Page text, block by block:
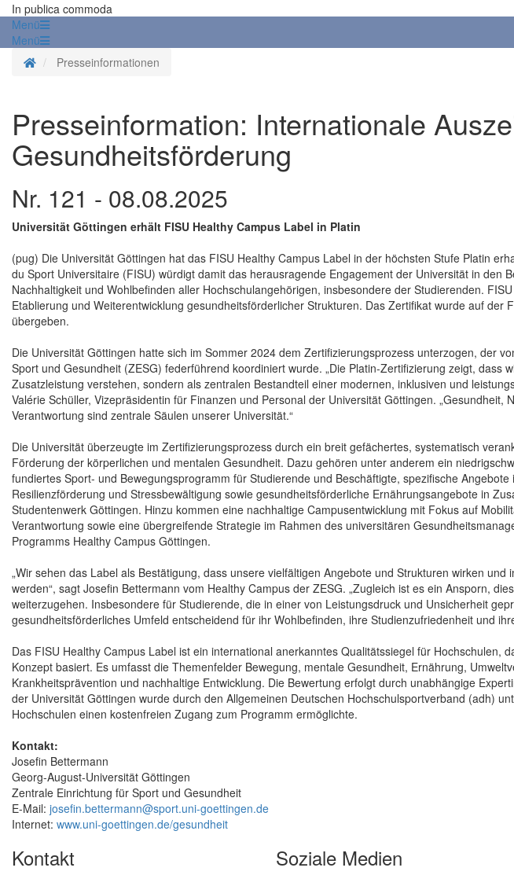
In publica commoda
Menü
Menü
StartseitePresseinformationen
Presseinformation: Internationale
Gesundheitsförderung
Nr. 121 - 08.08.2025
Universität Göttingen erhält FISU Healthy Campus Label in Platin
(pug) Die Universität Göttingen hat das FISU Healthy Campus Label in der höchsten Stufe Platin
du Sport Universitaire (FISU) würdigt damit das herausragende Engagement der Universität in den
Nachhaltigkeit und Wohlbefinden aller Hochschulangehörigen, insbesondere der Studierenden.
Etablierung und Weiterentwicklung gesundheitsförderlicher Strukturen. Das Zertifikat wurde auf der
übergeben.
Die Universität Göttingen hatte sich im Sommer 2024 dem Zertifizierungsprozess unterzogen, der
Sport und Gesundheit (ZESG) federführend koordiniert wurde. „Die Platin-Zertifizierung zeigt, dass
Zusatzleistung verstehen, sondern als zentralen Bestandteil einer modernen, inklusiven und
Valérie Schüller, Vizepräsidentin für Finanzen und Personal der Universität Göttingen. „Gesundheit,
Verantwortung sind zentrale Säulen unserer Universität.“
Die Universität überzeugte im Zertifizierungsprozess durch ein breit gefächertes, systematisch
Förderung der körperlichen und mentalen Gesundheit. Dazu gehören unter anderem ein
fundiertes Sport- und Bewegungsprogramm für Studierende und Beschäftigte, spezifische
Resilienzförderung und Stressbewältigung sowie gesundheitsförderliche Ernährungsangebote in
Studentenwerk Göttingen. Hinzu kommen eine nachhaltige Campusentwicklung mit Fokus auf
Verantwortung sowie eine übergreifende Strategie im Rahmen des universitären
Programms Healthy Campus Göttingen.
„Wir sehen das Label als Bestätigung, dass unsere vielfältigen Angebote und Strukturen wirken und
werden“, sagt Josefin Bettermann vom Healthy Campus der ZESG. „Zugleich ist es ein Ansporn,
weiterzugehen. Insbesondere für Studierende, die in einer von Leistungsdruck und Unsicherheit
gesundheitsförderliches Umfeld entscheidend für ihr Wohlbefinden, ihre Studienzufriedenheit und
Das FISU Healthy Campus Label ist ein international anerkanntes Qualitätssiegel für Hochschulen,
Konzept basiert. Es umfasst die Themenfelder Bewegung, mentale Gesundheit, Ernährung,
Krankheitsprävention und nachhaltige Entwicklung. Die Bewertung erfolgt durch unabhängige
der Universität Göttingen wurde durch den Allgemeinen Deutschen Hochschulsportverband (adh)
Hochschulen einen kostenfreien Zugang zum Programm ermöglichte.
Kontakt:
Josefin Bettermann
Georg-August-Universität Göttingen
Zentrale Einrichtung für Sport und Gesundheit
E-Mail: josefin.bettermann@sport.uni-goettingen.de
Internet: www.uni-goettingen.de/gesundheit
Kontakt Soziale Medien